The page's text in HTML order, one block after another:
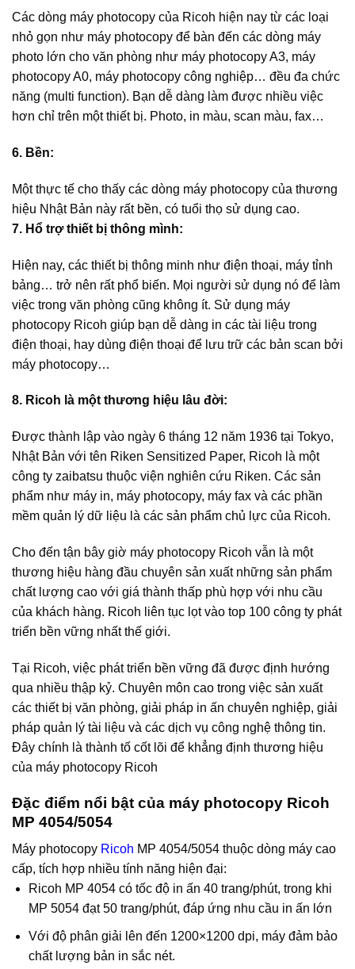
Các dòng máy photocopy của Ricoh hiện nay từ các loại
nhỏ gọn như máy photocopy để bàn đến các dòng máy
photo lớn cho văn phòng như máy photocopy A3, máy
photocopy A0, máy photocopy công nghiệp… đều đa chức
năng (multi function). Bạn dễ dàng làm được nhiều việc
hơn chỉ trên một thiết bị. Photo, in màu, scan màu, fax…
6. Bền:
Một thực tế cho thấy các dòng máy photocopy của thương
hiệu Nhật Bản này rất bền, có tuổi thọ sử dụng cao.
7. Hổ trợ thiết bị thông mình:
Hiện nay, các thiết bị thông minh như điện thoại, máy tỉnh
bảng… trở nên rất phổ biến. Mọi người sử dụng nó để làm
việc trong văn phòng cũng không ít. Sử dụng máy
photocopy Ricoh giúp bạn dễ dàng in các tài liệu trong
điện thoại, hay dùng điện thoại để lưu trữ các bản scan bởi
máy photocopy…
8. Ricoh là một thương hiệu lâu đời:
Được thành lập vào ngày 6 tháng 12 năm 1936 tại Tokyo,
Nhật Bản với tên Riken Sensitized Paper, Ricoh là một
công ty zaibatsu thuộc viện nghiên cứu Riken. Các sản
phẩm như máy in, máy photocopy, máy fax và các phần
mềm quản lý dữ liệu là các sản phẩm chủ lực của Ricoh.
Cho đến tận bây giờ máy photocopy Ricoh vẫn là một
thương hiệu hàng đầu chuyên sản xuất những sản phẩm
chất lượng cao với giá thành thấp phù hợp với nhu cầu
của khách hàng. Ricoh liên tục lọt vào top 100 công ty phát
triển bền vững nhất thế giới.
Tại Ricoh, việc phát triển bền vững đã được định hướng
qua nhiều thập kỷ. Chuyên môn cao trong việc sản xuất
các thiết bị văn phòng, giải pháp in ấn chuyên nghiệp, giải
pháp quản lý tài liệu và các dịch vụ công nghệ thông tin.
Đây chính là thành tố cốt lõi để khẳng định thương hiệu
của máy photocopy Ricoh
Đặc điểm nổi bật của máy photocopy Ricoh
MP 4054/5054
Máy photocopy Ricoh MP 4054/5054 thuộc dòng máy cao
cấp, tích hợp nhiều tính năng hiện đại:
Ricoh MP 4054 có tốc độ in ấn 40 trang/phút, trong khi
MP 5054 đạt 50 trang/phút, đáp ứng nhu cầu in ấn lớn
Với độ phân giải lên đến 1200×1200 dpi, máy đảm bảo
chất lượng bản in sắc nét.